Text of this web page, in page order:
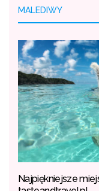
MALEDIWY
Najpiękniejsze